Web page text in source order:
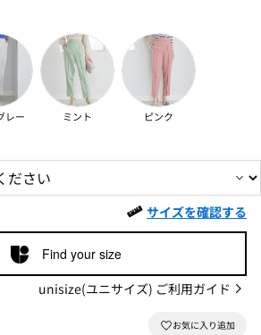
レー ミント ピンク
サイズを確認する
Find your size
unisize(ユニサイズ) ご利用ガイド